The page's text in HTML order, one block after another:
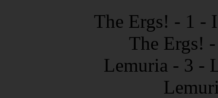
The Ergs! - 1 -
The Ergs!
Lemuria - 3 -